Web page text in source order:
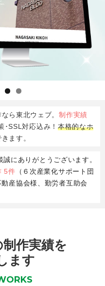
なら東北ウェブ。制作実績
･SSL対応込み！ 本格的なホ
ます。
誠にありがとうございます。
5件 （６次産業化サポート団
産協会様、勤労者互助会
作実績を
ます